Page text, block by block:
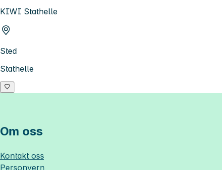
KIWI Stathelle
Sted
Stathelle
Om oss
Kontakt oss
Personvern